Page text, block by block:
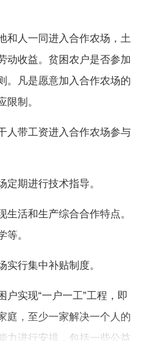
和人一同进入合作农场，土
动收益。贫困农户是否参加
。凡是愿意加入合作农场的
限制。
人带工资进入合作农场参与
定期进行技术指导。
生活和生产综合合作特点。
等。
实行集中补贴制度。
户实现“一户一工”工程，即
庭，至少一家解决一个人的
力进行安排，包括一些公益